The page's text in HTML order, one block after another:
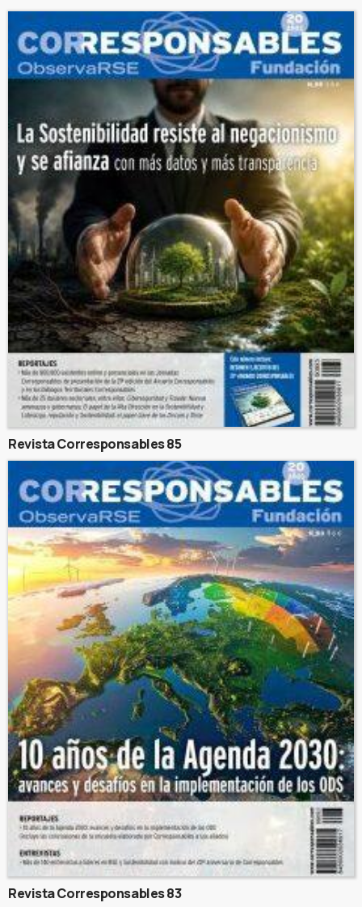
Revista Corresponsables 85
Revista Corresponsables 83